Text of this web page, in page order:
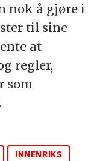
nok å gjøre i
til sine
at
regler,
som
INNENRIKS